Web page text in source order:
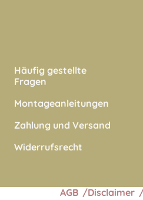
Häufig gestellte
Fragen
Montageanleitungen
Zahlung und Versand
Widerrufsrecht
AGB Disclaimer